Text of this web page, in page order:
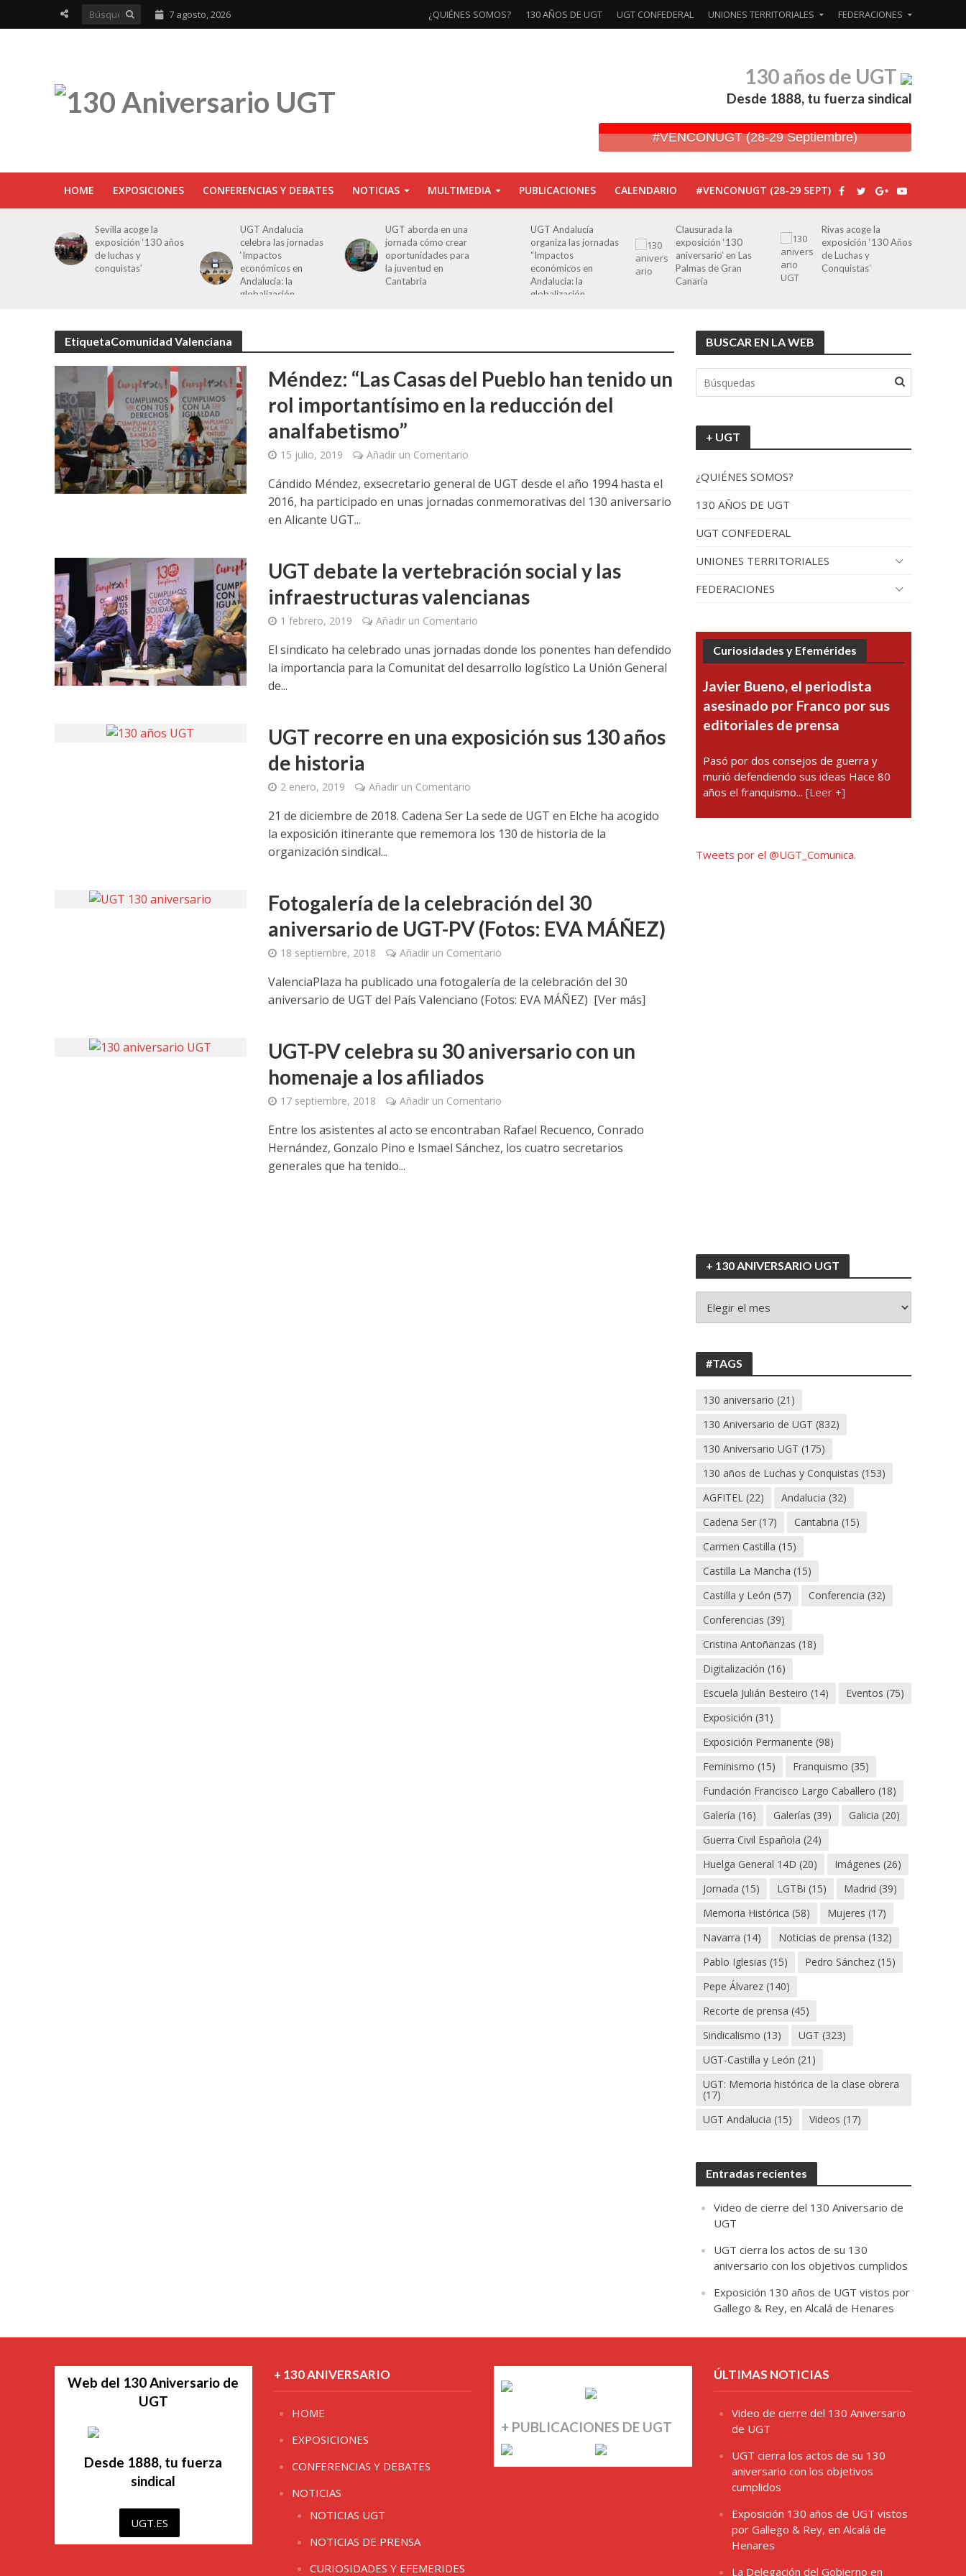
7 agosto, 2026 ¿QUIÉNES SOMOS? 130 AÑOS DE UGT UGT CONFEDERAL UNIONES TERRITORIALES FEDERACIONES
130 años de UGT
Desde 1888, tu fuerza sindical
#VENCONUGT (28-29 Septiembre)
HOME EXPOSICIONES CONFERENCIAS Y DEBATES NOTICIAS MULTIMEDIA PUBLICACIONES CALENDARIO #VENCONUGT (28-29 SEPT)
Sevilla acoge la
exposición ‘130 años
de luchas y
conquistas’
UGT Andalucía
celebra las jornadas
‘Impactos
económicos en
Andalucía: la
globalización
UGT aborda en una
jornada cómo crear
oportunidades para
la juventud en
Cantabria
UGT Andalucía
organiza las jornadas
“Impactos
económicos en
Andalucía: la
globalización
Clausurada la
exposición ‘130
aniversario’ en Las
Palmas de Gran
Canaria
Rivas acoge la
exposición ‘130 Años
de Luchas y
Conquistas’
EtiquetaComunidad Valenciana
Méndez: “Las Casas del Pueblo han tenido un
rol importantísimo en la reducción del
analfabetismo”
15 julio, 2019 Añadir un Comentario
Cándido Méndez, exsecretario general de UGT desde el año 1994 hasta el
2016, ha participado en unas jornadas conmemorativas del 130 aniversario
en Alicante UGT...
UGT debate la vertebración social y las
infraestructuras valencianas
1 febrero, 2019 Añadir un Comentario
El sindicato ha celebrado unas jornadas donde los ponentes han defendido
la importancia para la Comunitat del desarrollo logístico La Unión General
de...
UGT recorre en una exposición sus 130 años
de historia
2 enero, 2019 Añadir un Comentario
21 de diciembre de 2018. Cadena Ser La sede de UGT en Elche ha acogido
la exposición itinerante que rememora los 130 de historia de la
organización sindical...
Fotogalería de la celebración del 30
aniversario de UGT-PV (Fotos: EVA MÁÑEZ)
18 septiembre, 2018 Añadir un Comentario
ValenciaPlaza ha publicado una fotogalería de la celebración del 30
aniversario de UGT del País Valenciano (Fotos: EVA MÁÑEZ) [Ver más]
UGT-PV celebra su 30 aniversario con un
homenaje a los afiliados
17 septiembre, 2018 Añadir un Comentario
Entre los asistentes al acto se encontraban Rafael Recuenco, Conrado
Hernández, Gonzalo Pino e Ismael Sánchez, los cuatro secretarios
generales que ha tenido...
BUSCAR EN LA WEB
+ UGT
¿QUIÉNES SOMOS?
130 AÑOS DE UGT
UGT CONFEDERAL
UNIONES TERRITORIALES
FEDERACIONES
Curiosidades y Efemérides
Javier Bueno, el periodista
asesinado por Franco por sus
editoriales de prensa
Pasó por dos consejos de guerra y
murió defendiendo sus ideas Hace 80
años el franquismo...[Leer +]
Tweets por el @UGT_Comunica.
+ 130 ANIVERSARIO UGT
130
#TAGS
130 aniversario (21)
130 Aniversario de UGT (832)
130 Aniversario UGT (175)
130 años de Luchas y Conquistas (153)
AGFITEL (22) Andalucia (32)
Cadena Ser (17) Cantabria (15)
Carmen Castilla (15)
Castilla La Mancha (15)
Castilla y León (57) Conferencia (32)
Conferencias (39)
Cristina Antoñanzas (18)
Digitalización (16)
Escuela Julián Besteiro (14) Eventos (75)
Exposición (31)
Exposición Permanente (98)
Feminismo (15) Franquismo (35)
Fundación Francisco Largo Caballero (18)
Galería (16) Galerías (39) Galicia (20)
Guerra Civil Española (24)
Huelga General 14D (20) Imágenes (26)
Jornada (15) LGTBi (15) Madrid (39)
Memoria Histórica (58) Mujeres (17)
Navarra (14) Noticias de prensa (132)
Pablo Iglesias (15) Pedro Sánchez (15)
Pepe Álvarez (140)
Recorte de prensa (45)
Sindicalismo (13) UGT (323)
UGT-Castilla y León (21)
UGT: Memoria histórica de la clase obrera
(17)
UGT Andalucia (15) Videos (17)
Entradas recientes
Video de cierre del 130 Aniversario de
UGT
UGT cierra los actos de su 130
aniversario con los objetivos cumplidos
Exposición 130 años de UGT vistos por
Gallego & Rey, en Alcalá de Henares
Web del 130 Aniversario de
UGT
Desde 1888, tu fuerza
sindical
UGT.ES
+ 130 ANIVERSARIO
HOME
EXPOSICIONES
CONFERENCIAS Y DEBATES
NOTICIAS
NOTICIAS UGT
NOTICIAS DE PRENSA
CURIOSIDADES Y EFEMERIDES
+ PUBLICACIONES DE UGT
ÚLTIMAS NOTICIAS
Video de cierre del 130 Aniversario
de UGT
UGT cierra los actos de su 130
aniversario con los objetivos
cumplidos
Exposición 130 años de UGT vistos
por Gallego & Rey, en Alcalá de
Henares
La Delegación del Gobierno en